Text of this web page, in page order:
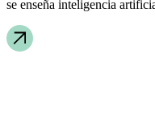
se enseña inteligencia